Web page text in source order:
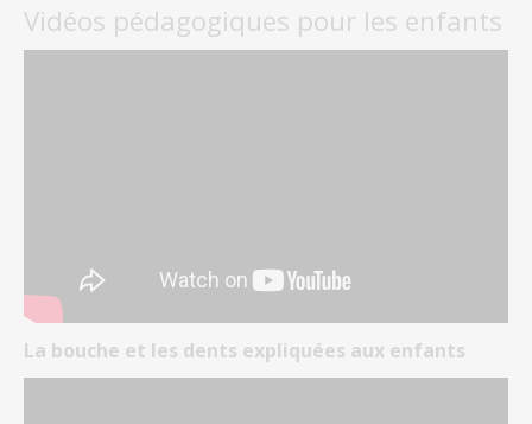
Vidéos pédagogiques pour les enfants
La bouche et les dents expliquées aux enfants